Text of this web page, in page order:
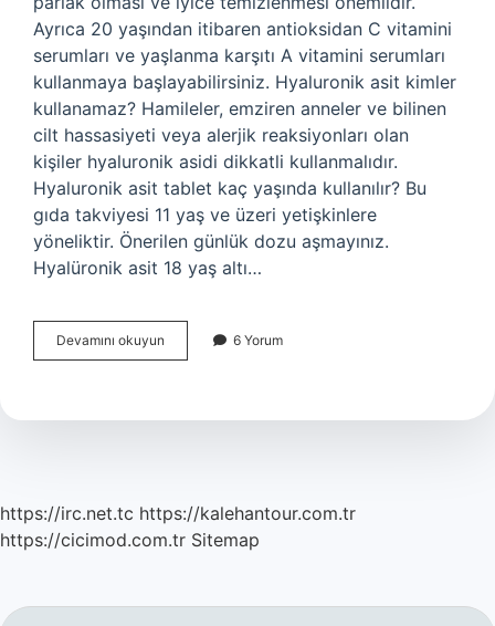
Ayrıca 20 yaşından itibaren antioksidan C vitamini
serumları ve yaşlanma karşıtı A vitamini serumları
kullanmaya başlayabilirsiniz. Hyaluronik asit kimler
kullanamaz? Hamileler, emziren anneler ve bilinen
cilt hassasiyeti veya alerjik reaksiyonları olan
kişiler hyaluronik asidi dikkatli kullanmalıdır.
Hyaluronik asit tablet kaç yaşında kullanılır? Bu
gıda takviyesi 11 yaş ve üzeri yetişkinlere
yöneliktir. Önerilen günlük dozu aşmayınız.
Hyalüronik asit 18 yaş altı…
Devamını okuyun
Yaşında
Kullanılır
6 Yorum
https://irc.net.tc https://kalehantour.com.tr
https://cicimod.com.tr Sitemap